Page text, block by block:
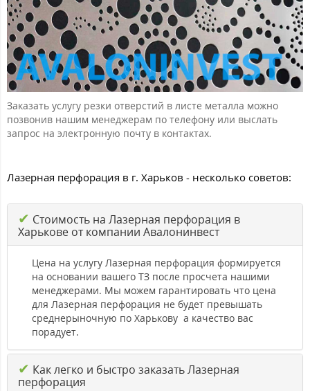
Заказать услугу резки отверстий в листе металла можно
позвонив нашим менеджерам по телефону или выслать
запрос на электронную почту в контактах.
Лазерная перфорация в г. Харьков - несколько советов:
✔ Стоимость на Лазерная перфорация в
Харькове от компании Авалонинвест
Цена на услугу Лазерная перфорация формируется
на основании вашего ТЗ после просчета нашими
менеджерами. Мы можем гарантировать что цена
для Лазерная перфорация не будет превышать
среднерыночную по Харькову а качество вас
порадует.
✔ Как легко и быстро заказать Лазерная
перфорация